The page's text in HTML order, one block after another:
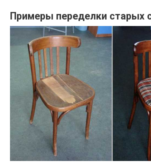
Примеры переделки старых